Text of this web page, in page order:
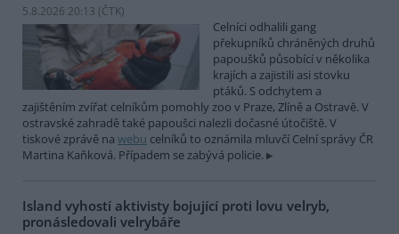
5.8.2026 20:13 (ČTK)
Celníci odhalili gang
překupníků chráněných druhů
papoušků působící v několika
krajích a zajistili asi stovku
ptáků. S odchytem a
zajištěním zvířat celníkům pomohly zoo v Praze, Zlíně a Ostravě. V
ostravské zahradě také papoušci nalezli dočasné útočiště. V
tiskové zprávě na webu celníků to oznámila mluvčí Celní správy ČR
Martina Kaňková. Případem se zabývá policie.
Island vyhostí aktivisty bojující proti lovu velryb,
pronásledovali velrybáře